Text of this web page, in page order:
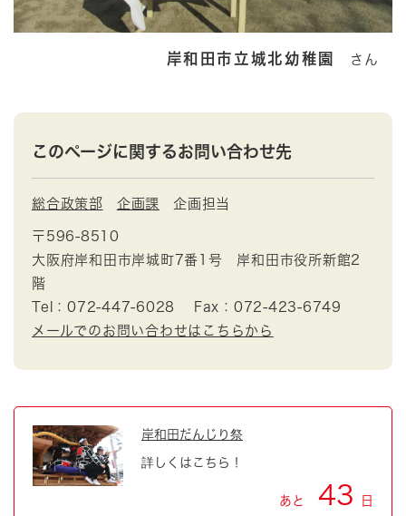
岸和田市立城北幼稚園 さん
このページに関するお問い合わせ先
総合政策部 企画課 企画担当
〒596-8510
大阪府岸和田市岸城町7番1号 岸和田市役所新館2
階
Tel：072-447-6028
Fax：072-423-6749
メールでのお問い合わせはこちらから
岸和田だんじり祭
詳しくはこちら！
あと 43 日